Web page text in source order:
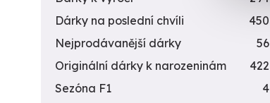
Dárky na poslední chvíli
450
Nejprodávanější dárky
56
Originální dárky k narozeninám
422
Sezóna F1
4